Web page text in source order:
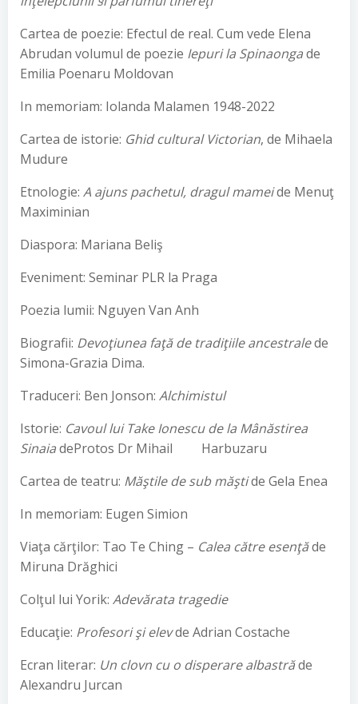
Cartea de poezie: Efectul de real. Cum vede Elena
Abrudan volumul de poezie Iepuri la Spinaongade
Emilia Poenaru Moldovan
In memoriam: Iolanda Malamen 1948-2022
Cartea de istorie: Ghid cultural Victorian, de Mihaela
Mudure
Etnologie: A ajuns pachetul, dragul mameide Menuţ
Maximinian
Diaspora: Mariana Beliş
Eveniment: Seminar PLR la Praga
Poezia lumii: Nguyen Van Anh
Biografii: Devoţiunea faţă de tradiţiile ancestralede
Simona-Grazia Dima.
Traduceri: Ben Jonson: Alchimistul
Istorie: Cavoul lui Take Ionescu de la Mânăstirea
SinaiadeProtos Dr Mihail Harbuzaru
Cartea de teatru: Măştile de sub măştide Gela Enea
In memoriam: Eugen Simion
Viaţa cărţilor: Tao Te Ching – Calea către esenţăde
Miruna Drăghici
Colţul lui Yorik: Adevărata tragedie
Educaţie: Profesori şi elevde Adrian Costache
Ecran literar: Un clovn cu o disperare albastrăde
Alexandru Jurcan